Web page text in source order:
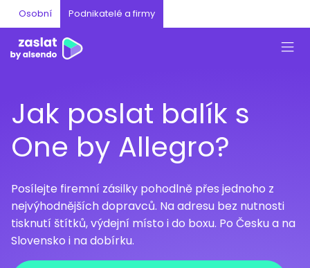
Osobní Podnikatelé a firmy
Jak poslat balík s
One by Allegro?
Posílejte firemní zásilky pohodlně přes jednoho z
nejvýhodnějších dopravců. Na adresu bez nutnosti
tisknutí štítků, výdejní místo i do boxu. Po Česku a na
Slovensko i na dobírku.